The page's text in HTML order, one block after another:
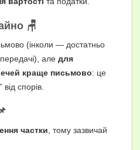
🪑
(інколи — достатньо
але для
краще письмово: це
від спорів.
частки , тому зазвичай